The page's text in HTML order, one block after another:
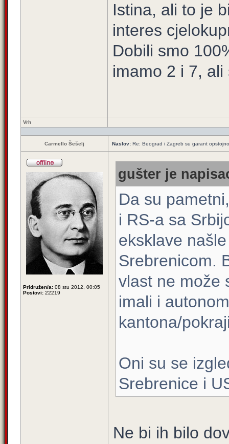
Istina, ali to je
interes
Dobili smo
imamo 2 i 7,
Vrh
Carmello Šešelj Naslov: Re: Beograd i Zagreb su garant
Pridružen/a: 08 stu 2012, 00:05
Postovi: 22219
gušter je
Da su
i RS-a sa
eksklave
Srebrenicom.
vlast ne može
imali i
kantona/
Oni su se
Srebrenice i
Ne bi ih bilo